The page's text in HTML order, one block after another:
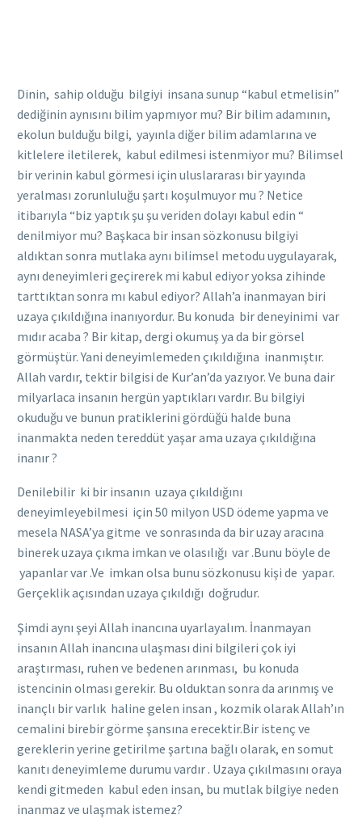
Dinin, sahip olduğu bilgiyi insana sunup “kabul etmelisin”
dediğinin aynısını bilim yapmıyor mu? Bir bilim adamının,
ekolun bulduğu bilgi, yayınla diğer bilim adamlarına ve
kitlelere iletilerek, kabul edilmesi istenmiyor mu? Bilimsel
bir verinin kabul görmesi için uluslararası bir yayında
yeralması zorunluluğu şartı koşulmuyor mu ? Netice
itibarıyla “biz yaptık şu şu veriden dolayı kabul edin “
denilmiyor mu? Başkaca bir insan sözkonusu bilgiyi
aldıktan sonra mutlaka aynı bilimsel metodu uygulayarak,
aynı deneyimleri geçirerek mi kabul ediyor yoksa zihinde
tarttıktan sonra mı kabul ediyor? Allah’a inanmayan biri
uzaya çıkıldığına inanıyordur. Bu konuda bir deneyinimi var
mıdır acaba ? Bir kitap, dergi okumuş ya da bir görsel
görmüştür. Yani deneyimlemeden çıkıldığına inanmıştır.
Allah vardır, tektir bilgisi de Kur’an’da yazıyor. Ve buna dair
milyarlaca insanın hergün yaptıkları vardır. Bu bilgiyi
okuduğu ve bunun pratiklerini gördüğü halde buna
inanmakta neden tereddüt yaşar ama uzaya çıkıldığına
inanır ?
Denilebilir ki bir insanın uzaya çıkıldığını
deneyimleyebilmesi için 50 milyon USD ödeme yapma ve
mesela NASA’ya gitme ve sonrasında da bir uzay aracına
binerek uzaya çıkma imkan ve olasılığı var .Bunu böyle de
yapanlar var .Ve imkan olsa bunu sözkonusu kişi de yapar.
Gerçeklik açısından uzaya çıkıldığı doğrudur.
Şimdi aynı şeyi Allah inancına uyarlayalım. İnanmayan
insanın Allah inancına ulaşması dini bilgileri çok iyi
araştırması, ruhen ve bedenen arınması, bu konuda
istencinin olması gerekir. Bu olduktan sonra da arınmış ve
inançlı bir varlık haline gelen insan , kozmik olarak Allah’ın
cemalini birebir görme şansına erecektir.Bir istenç ve
gereklerin yerine getirilme şartına bağlı olarak, en somut
kanıtı deneyimleme durumu vardır . Uzaya çıkılmasını oraya
kendi gitmeden kabul eden insan, bu mutlak bilgiye neden
inanmaz ve ulaşmak istemez?